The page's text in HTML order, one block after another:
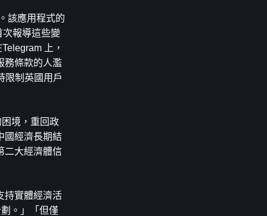
該應用程式的
報導這些變
上，
務條款的人濫
限制英國用戶
境，重回政
國經濟長期結
二大經濟體信
持實體經濟活
。」「但僅